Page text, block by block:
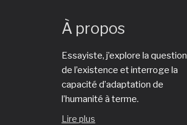
À propos
Essayiste, j’explore la question
de l’existence et interroge la
capacité d’adaptation de
l’humanité à terme.
Lire plus